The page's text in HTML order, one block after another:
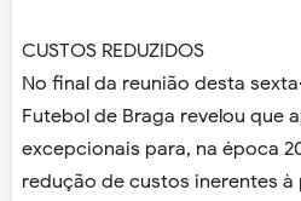
CUSTOS REDUZIDOS
No final da reunião desta
Futebol de Braga revelou que
excepcionais para, na época
redução de custos inerentes